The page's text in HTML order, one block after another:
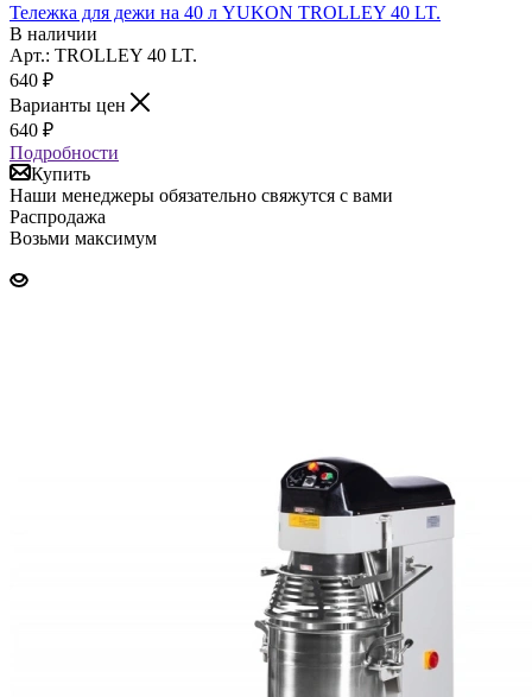
Тележка для дежи на 40 л YUKON TROLLEY 40 LT.
В наличии
Арт.: TROLLEY 40 LT.
640 ₽
Варианты цен
640 ₽
Подробности
Купить
Наши менеджеры обязательно свяжутся с вами
Распродажа
Возьми максимум